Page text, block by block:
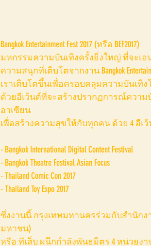
Bangkok Entertainment Fest 2017 (หรือ BEF2017)
มหกรรมความบันเทิงครั้งยิ่งใหญ่ ที่จะเ
ความสนุกที่เติบโตจากงาน Bangkok
เราเติบโตขึ้นเพื่อครอบคลุมความบันเทิ
ด้วยอีเว้นต์ที่จะสร้างปรากฏการณ์ความบั
อาเซียน
เพื่อสร้างความสุขให้กับทุกคน ด้วย 4 อีเ
- Bangkok International Digital Content Festival
- Bangkok Theatre Festival Asian Focus
- Thailand Comic Con 2017
- Thailand Toy Expo 2017
ซึ่งงานนี้ กรุงเทพมหานครร่วมกับสำนัก
มหาชน)
หรือ ทีเส็บ ผนึกกำลังพันธมิตร 4 หน่วยง